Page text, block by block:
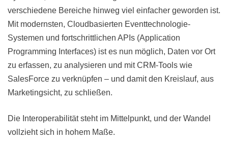
verschiedene Bereiche hinweg viel einfacher geworden ist.
Mit modernsten, Cloudbasierten Eventtechnologie-
Systemen und fortschrittlichen APIs (Application
Programming Interfaces) ist es nun möglich, Daten vor Ort
zu erfassen, zu analysieren und mit CRM-Tools wie
SalesForce zu verknüpfen – und damit den Kreislauf, aus
Marketingsicht, zu schließen.
Die Interoperabilität steht im Mittelpunkt, und der Wandel
vollzieht sich in hohem Maße.